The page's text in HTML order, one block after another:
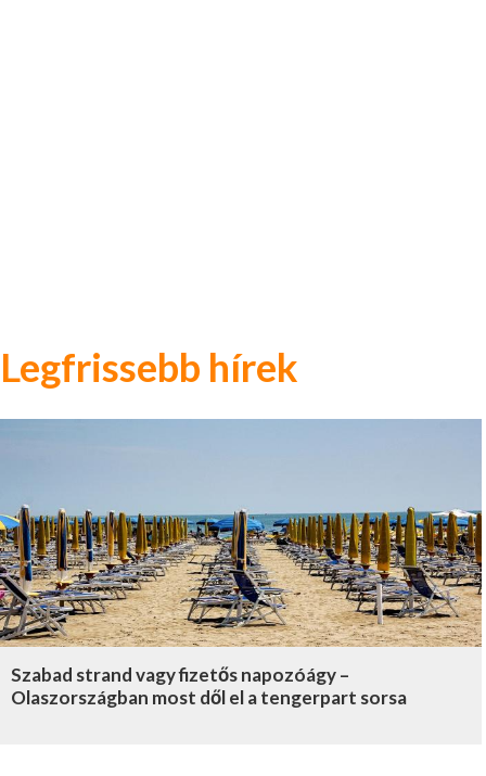
Legfrissebb hírek
Szabad strand vagy fizetős napozóágy –
Olaszországban most dől el a tengerpart sorsa